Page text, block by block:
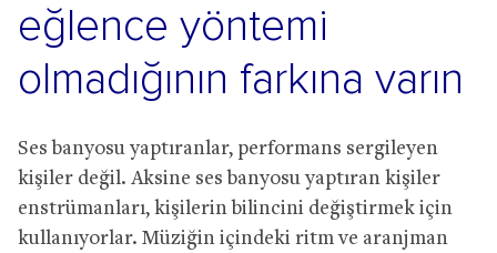
eğlence yöntemi
olmadığının farkına varın
Ses banyosu yaptıranlar, performans sergileyen
kişiler değil. Aksine ses banyosu yaptıran kişiler
enstrümanları, kişilerin bilincini değiştirmek için
kullanıyorlar. Müziğin içindeki ritm ve aranjman